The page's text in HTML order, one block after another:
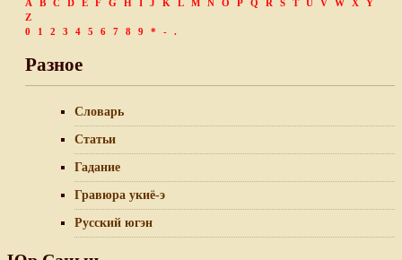
A
B C D E F G H I J K L M N O P Q R S T U V W X
Y
Z
0
1 2 3 4 5 6 7 8 9 * - .
Разное
Словарь
Статьи
Гадание
Гравюра укиё-э
Русский югэн